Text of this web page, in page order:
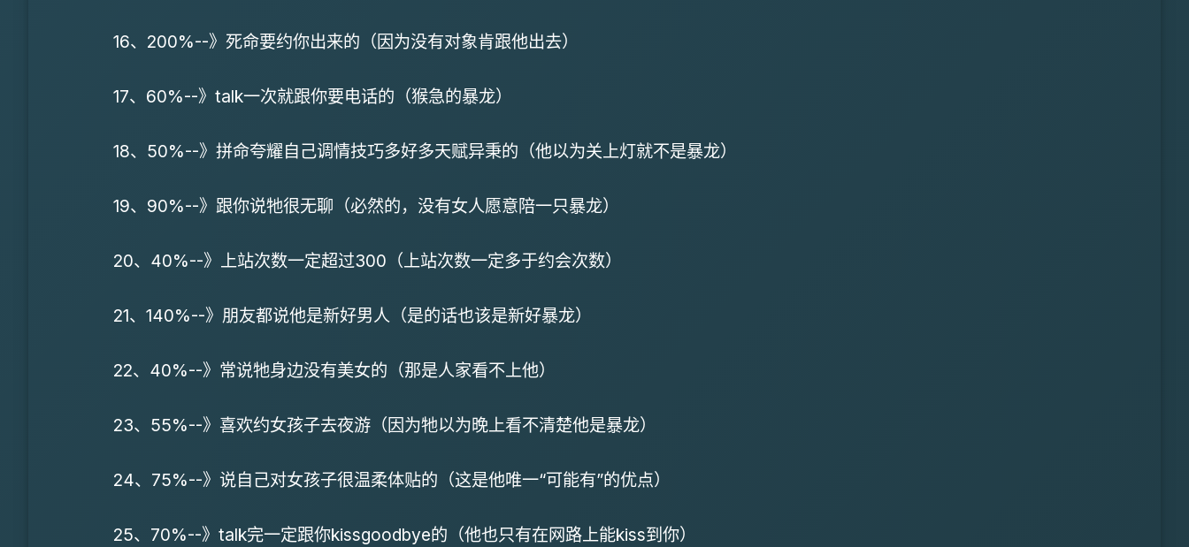
16、200%--》死命要约你出来的（因为没有对象肯跟他出去）
17、60%--》talk一次就跟你要电话的（猴急的暴龙）
18、50%--》拼命夸耀自己调情技巧多好多天赋异秉的（他以为关上灯就不是暴龙）
19、90%--》跟你说牠很无聊（必然的，没有女人愿意陪一只暴龙）
20、40%--》上站次数一定超过300（上站次数一定多于约会次数）
21、140%--》朋友都说他是新好男人（是的话也该是新好暴龙）
22、40%--》常说牠身边没有美女的（那是人家看不上他）
23、55%--》喜欢约女孩子去夜游（因为牠以为晚上看不清楚他是暴龙）
24、75%--》说自己对女孩子很温柔体贴的（这是他唯一“可能有”的优点）
25、70%--》talk完一定跟你kissgoodbye的（他也只有在网路上能kiss到你）